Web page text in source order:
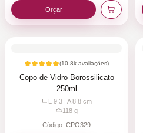
Orçar
(10.8k avaliações)
Copo de Vidro Borossilicato
250ml
L 9.3 | A 8.8 cm
118 g
Código: CPO329